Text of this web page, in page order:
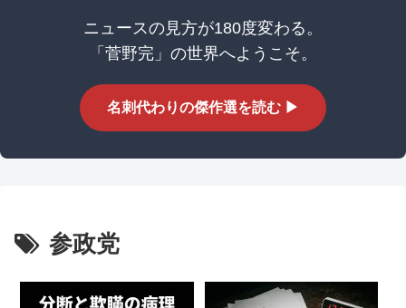
ニュースの見方が180度変わる。
「菅野完」の世界へようこそ。
名刺代わりの傑作選を読む ▶
参政党